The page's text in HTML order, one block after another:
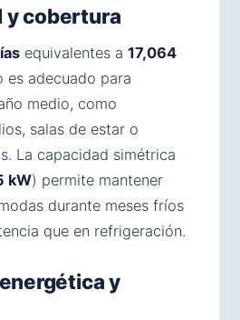
y cobertura
equivalentes a 17,064
es adecuado para
medio, como
salas de estar o
La capacidad simétrica
kW) permite mantener
durante meses fríos
que en refrigeración.
y